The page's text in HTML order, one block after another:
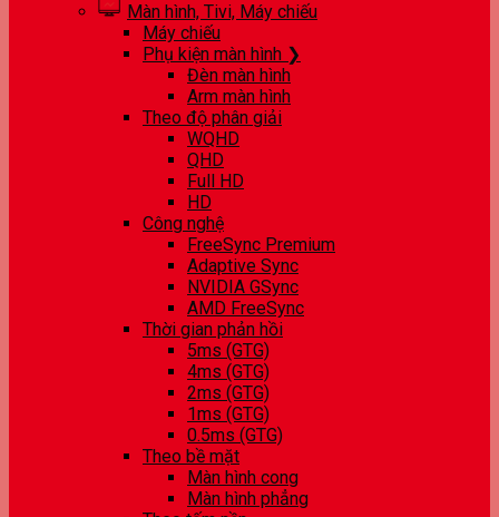
Màn hình, Tivi, Máy chiếu
Máy chiếu
Phụ kiện màn hình ❯
Đèn màn hình
Arm màn hình
Theo độ phân giải
WQHD
QHD
Full HD
HD
Công nghệ
FreeSync Premium
Adaptive Sync
NVIDIA GSync
AMD FreeSync
Thời gian phản hồi
5ms (GTG)
4ms (GTG)
2ms (GTG)
1ms (GTG)
0.5ms (GTG)
Theo bề mặt
Màn hình cong
Màn hình phẳng